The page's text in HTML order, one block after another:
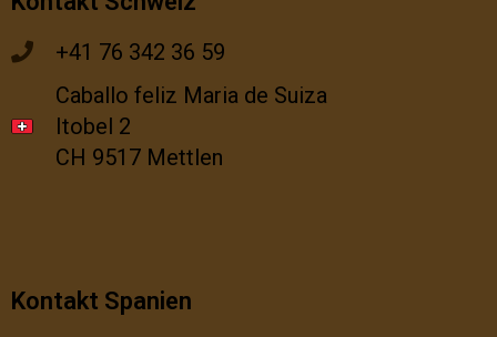
Kontakt Spanien
+41 76 342 36 59
Caballo feliz Maria de Suiza
Itobel 2
CH 9517 Mettlen